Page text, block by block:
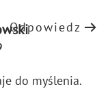
Odpowiedz
do myślenia.